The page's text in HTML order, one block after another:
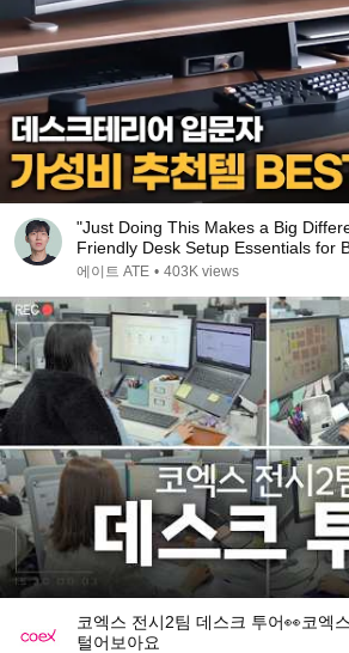
"Just Doing This Makes a Big
Friendly Desk Setup Essentials for
에이트 ATE • 403K views
코엑스 전시2팀 데스크 투어👀코엑
털어보아요